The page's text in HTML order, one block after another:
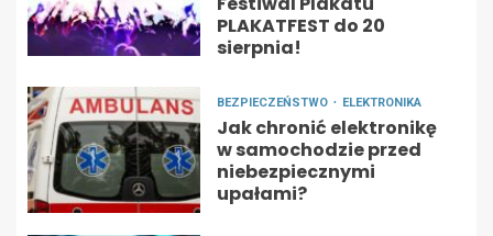
PLAKATFEST do 20
sierpnia!
BEZPIECZEŃSTWO ELEKTRONIKA
Jak chronić elektronikę
w samochodzie przed
niebezpiecznymi
upałami?